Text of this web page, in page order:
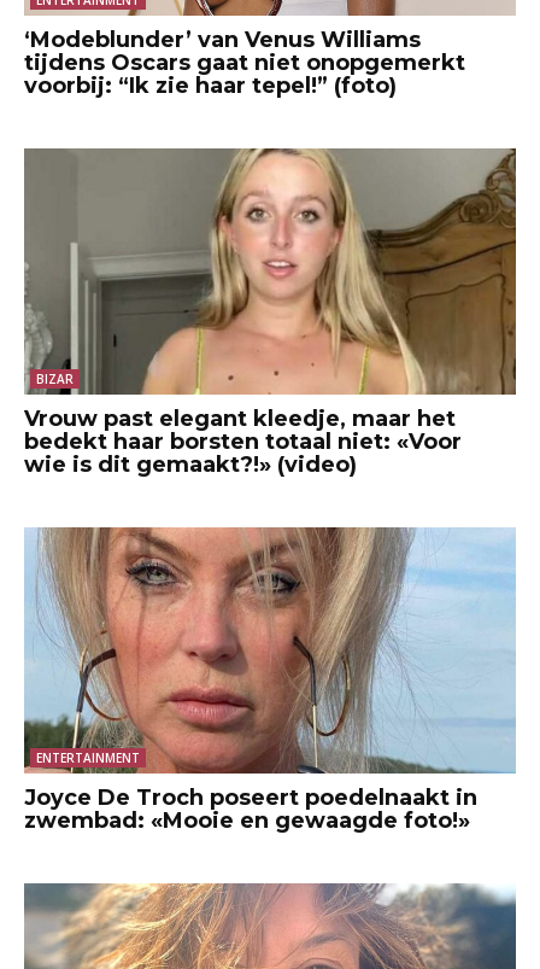
‘Modeblunder’ van Venus Williams
tijdens Oscars gaat niet onopgemerkt
voorbij: “Ik zie haar tepel!” (foto)
BIZAR
Vrouw past elegant kleedje, maar het
bedekt haar borsten totaal niet: «Voor
wie is dit gemaakt?!» (video)
ENTERTAINMENT
Joyce De Troch poseert poedelnaakt in
zwembad: «Mooie en gewaagde foto!»